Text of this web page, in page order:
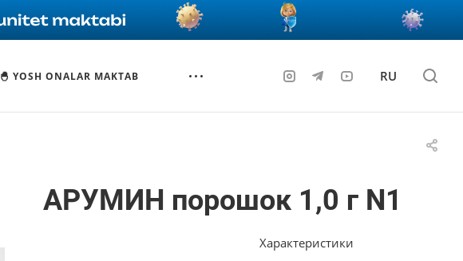
🐣 YOSH ONALAR MAKTAB RU
АРУМИН порошок 1,0 г N1
Характеристики